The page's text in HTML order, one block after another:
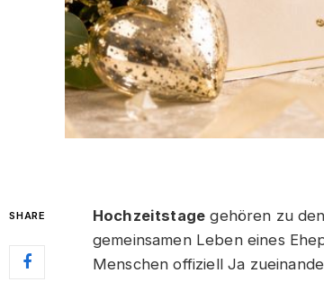
SHARE Hochzeitstage gehören zu
gemeinsamen Leben eines
Menschen offiziell Ja